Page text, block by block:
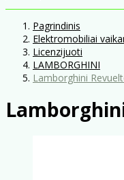
Pagrindinis
Elektromobiliai
Licenzijuoti
LAMBORGHINI
Lamborghini